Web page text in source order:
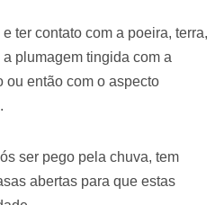
e ter contato com a poeira, terra,
plumagem tingida com a
ou então com o aspecto
ser pego pela chuva, tem
abertas para que estas